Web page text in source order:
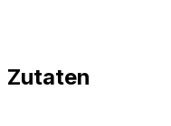
Zutaten